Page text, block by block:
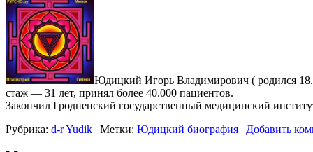
Юдицкий Игорь Владимирович ( родился
стаж — 31 лет, принял более 40.000 пациентов.
Закончил Гродненский государственный медицинский
Рубрика: d-r Yudik | Метки: Юдицкий биография | Добавить